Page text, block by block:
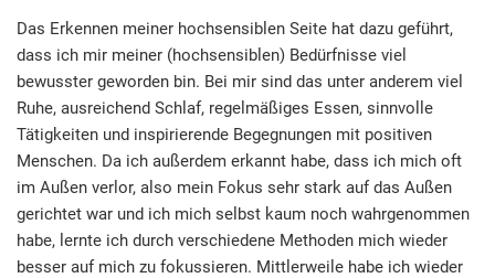
Das Erkennen meiner hochsensiblen Seite hat dazu geführt,
dass ich mir meiner (hochsensiblen) Bedürfnisse viel
bewusster geworden bin. Bei mir sind das unter anderem viel
Ruhe, ausreichend Schlaf, regelmäßiges Essen, sinnvolle
Tätigkeiten und inspirierende Begegnungen mit positiven
Menschen. Da ich außerdem erkannt habe, dass ich mich oft
im Außen verlor, also mein Fokus sehr stark auf das Außen
gerichtet war und ich mich selbst kaum noch wahrgenommen
habe, lernte ich durch verschiedene Methoden mich wieder
besser auf mich zu fokussieren. Mittlerweile habe ich wieder